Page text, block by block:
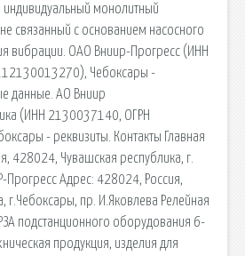
индивидуальный монолитный
связанный с основанием насосного
вибрации. ОАО Вниир-Прогресс (ИНН
Чебоксары -
данные. АО Вниир
(ИНН 2130037140, ОГРН
- реквизиты. Контакты Главная
428024, Чувашская республика, г.
Адрес: 428024, Россия,
г.Чебоксары, пр. И.Яковлева Релейная
подстанционного оборудования 6-
продукция, изделия для